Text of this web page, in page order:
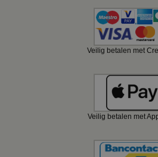
Veilig betalen met
Veilig betalen met